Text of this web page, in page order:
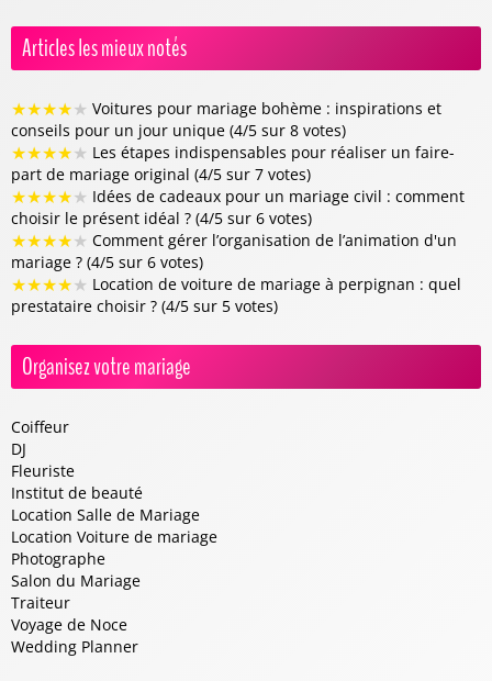
Articles les mieux notés
★★★★★ Voitures pour mariage bohème : inspirations et
conseils pour un jour unique (4/5 sur 8 votes)
★★★★★ Les étapes indispensables pour réaliser un faire-
part de mariage original (4/5 sur 7 votes)
★★★★★ Idées de cadeaux pour un mariage civil : comment
choisir le présent idéal ? (4/5 sur 6 votes)
★★★★★ Comment gérer l’organisation de l’animation d'un
mariage ? (4/5 sur 6 votes)
★★★★★ Location de voiture de mariage à perpignan : quel
prestataire choisir ? (4/5 sur 5 votes)
Organisez votre mariage
Coiffeur
DJ
Fleuriste
Institut de beauté
Location Salle de Mariage
Location Voiture de mariage
Photographe
Salon du Mariage
Traiteur
Voyage de Noce
Wedding Planner